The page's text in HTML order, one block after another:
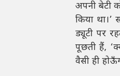
अपनी बेटी
किया
ड्यूटी पर
पूछती हैं,
वैसी ही